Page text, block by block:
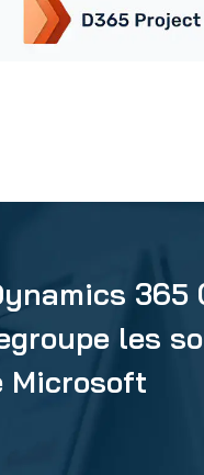
365
les
Microsoft